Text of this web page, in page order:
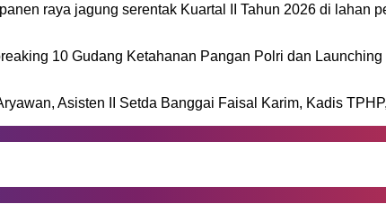
raya jagung serentak Kuartal II Tahun 2026 di lahan
10 Gudang Ketahanan Pangan Polri dan
Asisten II Setda Banggai Faisal Karim, Kadis